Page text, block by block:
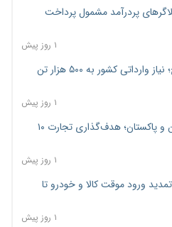
پردرآمد مشمول پرداخت
۱ روز پیش
پیش‌بینی افزایش تولید برنج؛ نیاز وارداتی کشور به ۵۰۰ هزار تن
۱ روز پیش
امضای تفاهم‌نامه تجاری ایران و پاکستان؛ هدف‌گذاری تجارت ۱۰
۱ روز پیش
ورود موقت کالا و خودرو تا
۱ روز پیش